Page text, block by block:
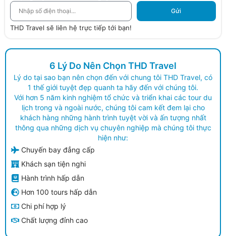
Gửi
THD Travel sẽ liên hệ trực tiếp tới bạn!
6 Lý Do Nên Chọn THD Travel
Lý do tại sao bạn nên chọn đến với chung tôi THD Travel, có
1 thế giới tuyệt đẹp quanh ta hãy đến với chúng tôi.
Với hơn 5 năm kinh nghiệm tổ chức và triển khai các tour du
lịch trong và ngoài nước, chúng tôi cam kết đem lại cho
khách hàng những hành trình tuyệt vời và ấn tượng nhất
thông qua những dịch vụ chuyên nghiệp mà chúng tôi thực
hiện như:
Chuyến bay đẳng cấp
Khách sạn tiện nghi
Hành trình hấp dẫn
Hơn 100 tours hấp dẫn
Chi phí hợp lý
Chất lượng đỉnh cao